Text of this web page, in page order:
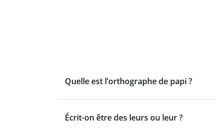
Quelle est l’orthographe de papi ?
Écrit-on être des leurs ou leur ?